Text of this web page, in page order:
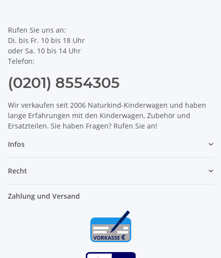
Rufen Sie uns an:
Di. bis Fr. 10 bis 18 Uhr
oder Sa. 10 bis 14 Uhr
Telefon:
(0201) 8554305
Wir verkaufen seit 2006 Naturkind-Kinderwagen und haben
lange Erfahrungen mit den Kinderwagen, Zubehör und
Ersatzteilen. Sie haben Fragen? Rufen Sie an!
Infos
Recht
Zahlung und Versand